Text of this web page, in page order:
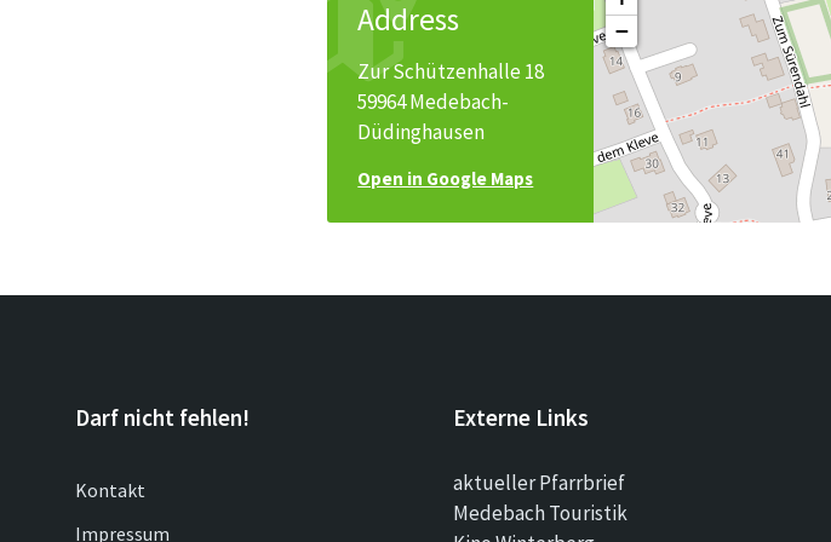
Address
Zur Schützenhalle 18
59964 Medebach-
Düdinghausen
Open in Google Maps
−
Darf nicht fehlen!
Kontakt
Impressum
Externe Links
aktueller Pfarrbrief
Medebach Touristik